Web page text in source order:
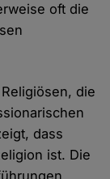
oft die
die
dass
ist. Die